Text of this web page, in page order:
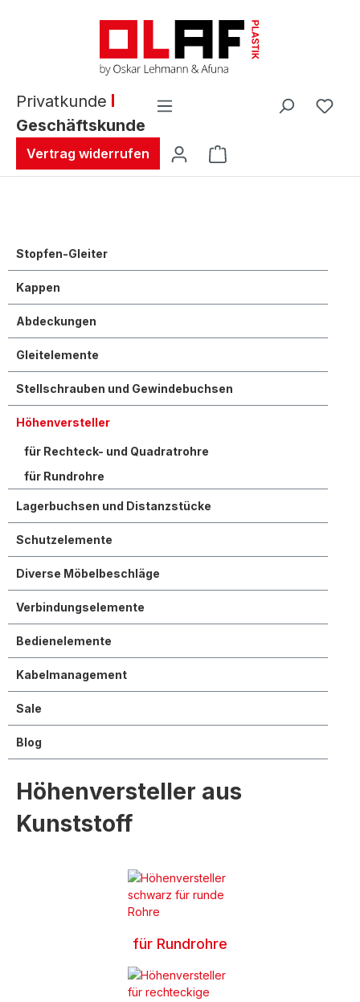
Privatkunde
Geschäftskunde
Vertrag widerrufen Warenkorb enthält
Stopfen-Gleiter
Kappen
Abdeckungen
Gleitelemente
Stellschrauben und Gewindebuchsen
Höhenversteller
für Rechteck- und Quadratrohre
für Rundrohre
Lagerbuchsen und Distanzstücke
Schutzelemente
Diverse Möbelbeschläge
Verbindungselemente
Bedienelemente
Kabelmanagement
Sale
Blog
Höhenversteller aus
Kunststoff
für Rundrohre